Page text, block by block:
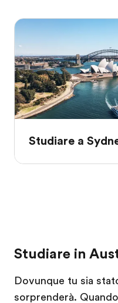
Studiare a
Studiare in
Dovunque tu sia
sorprenderà.